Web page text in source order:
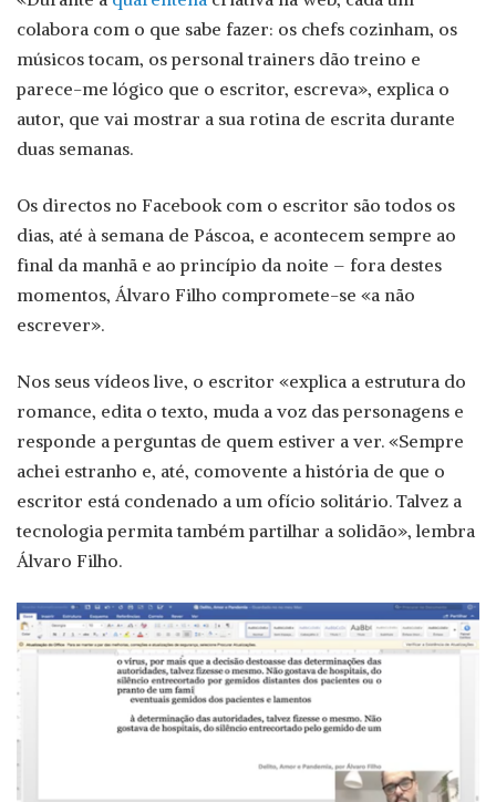
colabora com o que sabe fazer: os chefs cozinham, os
músicos tocam, os personal trainers dão treino e
parece-me lógico que o escritor, escreva», explica o
autor, que vai mostrar a sua rotina de escrita durante
duas semanas.
Os directos no Facebook com o escritor são todos os
dias, até à semana de Páscoa, e acontecem sempre ao
final da manhã e ao princípio da noite – fora destes
momentos, Álvaro Filho compromete-se «a não
escrever».
Nos seus vídeos live, o escritor «explica a estrutura do
romance, edita o texto, muda a voz das personagens e
responde a perguntas de quem estiver a ver. «Sempre
achei estranho e, até, comovente a história de que o
escritor está condenado a um ofício solitário. Talvez a
tecnologia permita também partilhar a solidão», lembra
Álvaro Filho.